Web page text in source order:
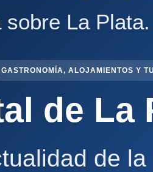
La Plata.
ALOJAMIENTOS Y
de La
de